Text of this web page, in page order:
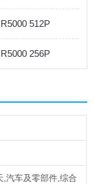
512P
256P
,汽车及零部件,综合